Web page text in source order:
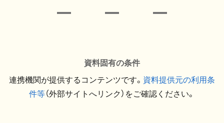
資料固有の条件
連携機関が提供するコンテンツです。 資料提供元の利用条
件等（外部サイトへリンク）をご確認ください。